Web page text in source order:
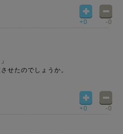
+0 -0
せたのでしょうか。
+0 -0